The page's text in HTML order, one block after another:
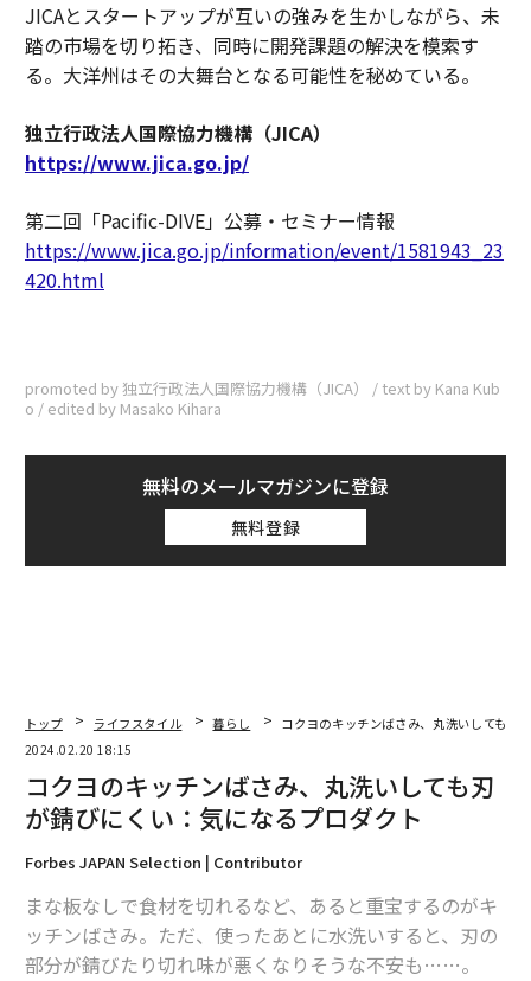
JICAとスタートアップが互いの強みを生かしながら、未
踏の市場を切り拓き、同時に開発課題の解決を模索す
る。大洋州はその大舞台となる可能性を秘めている。
独立行政法人国際協力機構（JICA）
https://www.jica.go.jp/
第二回「Pacific-DIVE」公募・セミナー情報
https://www.jica.go.jp/information/event/1581943_23
420.html
promoted by 独立行政法人国際協力機構（JICA） / text by Kana Kub
o / edited by Masako Kihara
無料のメールマガジンに登録
無料登録
トップ ライフスタイル 暮らし
コクヨのキッチンばさみ、丸洗いしても刃
2024.02.20 18:15
コクヨのキッチンばさみ、丸洗いしても刃
が錆びにくい：気になるプロダクト
Forbes JAPAN Selection | Contributor
まな板なしで食材を切れるなど、あると重宝するのがキ
ッチンばさみ。ただ、使ったあとに水洗いすると、刃の
部分が錆びたり切れ味が悪くなりそうな不安も……。